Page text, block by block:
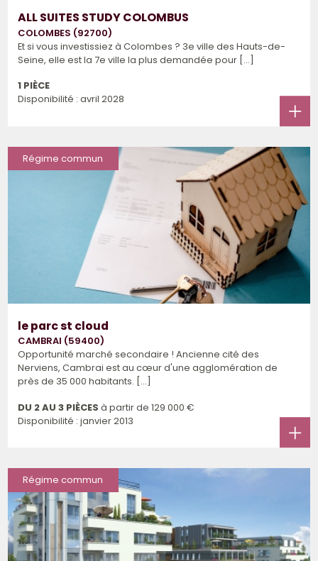
ALL SUITES STUDY COLOMBUS
COLOMBES (92700)
Et si vous investissiez à Colombes ? 3e ville des Hauts-de-
Seine, elle est la 7e ville la plus demandée pour [...]
1 PIÈCE
Disponibilité : avril 2028
Régime commun
le parc st cloud
CAMBRAI (59400)
Opportunité marché secondaire ! Ancienne cité des
Nerviens, Cambrai est au cœur d'une agglomération de
près de 35 000 habitants. [...]
DU 2 AU 3 PIÈCES à partir de 129 000 €
Disponibilité : janvier 2013
Régime commun